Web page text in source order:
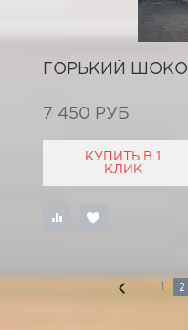
ГОРЬКИЙ
7 450 РУБ
КУПИТЬ В 1
КЛИК
1 2